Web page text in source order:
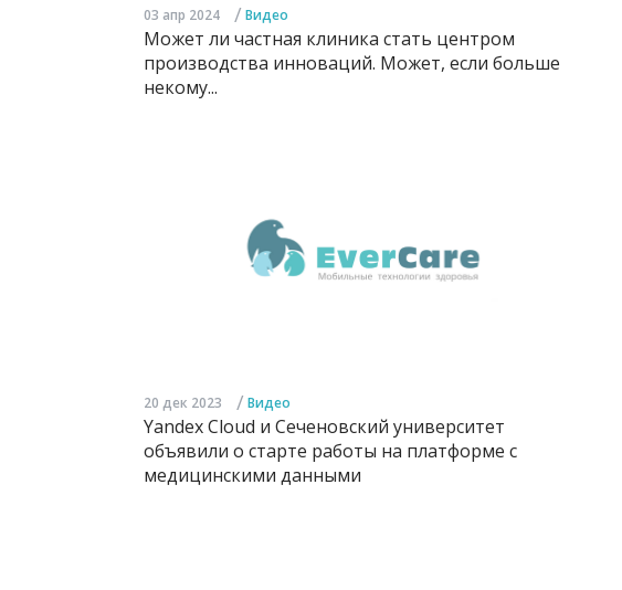
03 апр 2024 / Видео
Может ли частная клиника стать центром
производства инноваций. Может, если больше
некому...
20 дек 2023 / Видео
Yandex Cloud и Сеченовский университет
объявили о старте работы на платформе с
медицинскими данными